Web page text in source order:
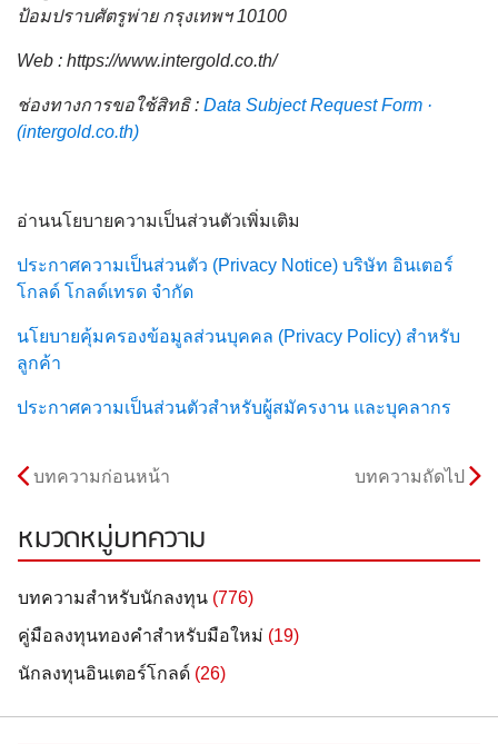
ป้อมปราบศัตรูพ่าย กรุงเทพฯ 10100
Web : https://www.intergold.co.th/
ช่องทางการขอใช้สิทธิ : Data Subject Request Form ·
(intergold.co.th)
อ่านนโยบายความเป็นส่วนตัวเพิ่มเติม
ประกาศความเป็นส่วนตัว (Privacy Notice) บริษัท อินเตอร์
โกลด์ โกลด์เทรด จำกัด
นโยบายคุ้มครองข้อมูลส่วนบุคคล (Privacy Policy) สำหรับ
ลูกค้า
ประกาศความเป็นส่วนตัวสำหรับผู้สมัครงาน และบุคลากร
บทความก่อนหน้า บทความถัดไป
หมวดหมู่บทความ
บทความสำหรับนักลงทุน (776)
คู่มือลงทุนทองคำสำหรับมือใหม่ (19)
นักลงทุนอินเตอร์โกลด์ (26)